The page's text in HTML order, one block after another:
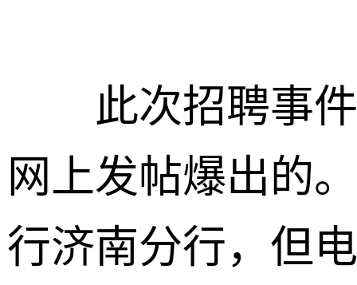
此次招聘事件
网上发帖爆出的
行济南分行，但